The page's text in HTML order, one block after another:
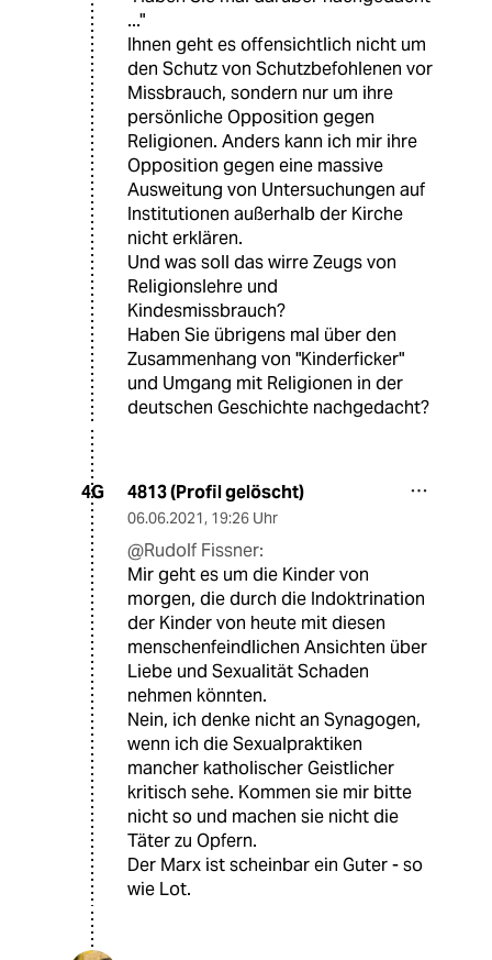
..."
Ihnen geht es offensichtlich nicht um
den Schutz von Schutzbefohlenen vor
Missbrauch, sondern nur um ihre
persönliche Opposition gegen
Religionen. Anders kann ich mir ihre
Opposition gegen eine massive
Ausweitung von Untersuchungen auf
Institutionen außerhalb der Kirche
nicht erklären.
Und was soll das wirre Zeugs von
Religionslehre und
Kindesmissbrauch?
Haben Sie übrigens mal über den
Zusammenhang von "Kinderficker"
und Umgang mit Religionen in der
deutschen Geschichte nachgedacht?
4G 4813 (Profil gelöscht)
06.06.2021, 19:26 Uhr
@Rudolf Fissner:
Mir geht es um die Kinder von
morgen, die durch die Indoktrination
der Kinder von heute mit diesen
menschenfeindlichen Ansichten über
Liebe und Sexualität Schaden
nehmen könnten.
Nein, ich denke nicht an Synagogen,
wenn ich die Sexualpraktiken
mancher katholischer Geistlicher
kritisch sehe. Kommen sie mir bitte
nicht so und machen sie nicht die
Täter zu Opfern.
Der Marx ist scheinbar ein Guter - so
wie Lot.